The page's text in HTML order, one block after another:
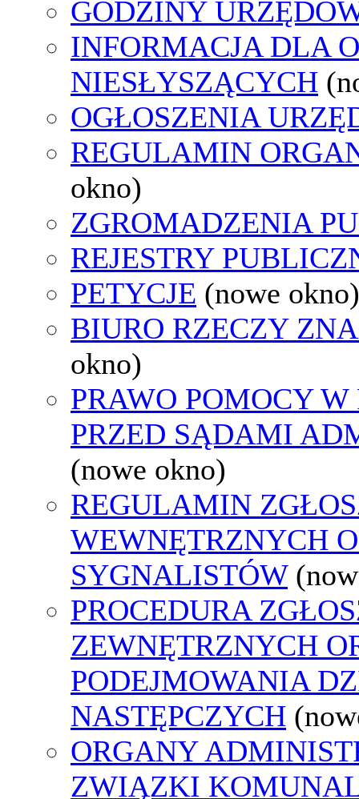
GODZINY
INFORMACJA DLA
NIESŁYSZĄCYCH
OGŁOSZENIA
REGULAMIN
okno)
ZGROMADZENIA
REJESTRY
PETYCJE (nowe okno)
BIURO RZECZY
okno)
PRAWO POMOCY
PRZED SĄDAMI
(nowe okno)
REGULAMIN
WEWNĘTRZNYCH
SYGNALISTÓW
PROCEDURA
ZEWNĘTRZNYCH
PODEJMOWANIA
NASTĘPCZYCH
ORGANY
ZWIĄZKI